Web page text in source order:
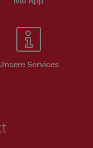
Services